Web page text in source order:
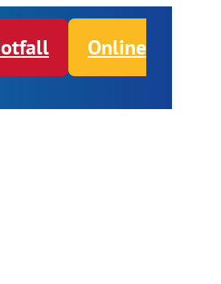
Online